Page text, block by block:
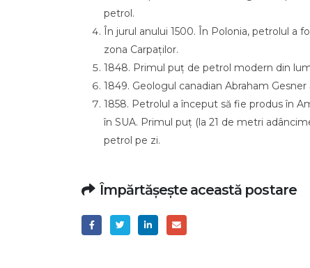
petrol.
În jurul anului 1500. În Polonia, petrolul a
zona Carpaților.
1848. Primul puț de petrol modern din
1849. Geologul canadian Abraham
1858. Petrolul a început să fie produs în
în SUA. Primul puț (la 21 de metri
petrol pe zi.
Împărtășește această postare